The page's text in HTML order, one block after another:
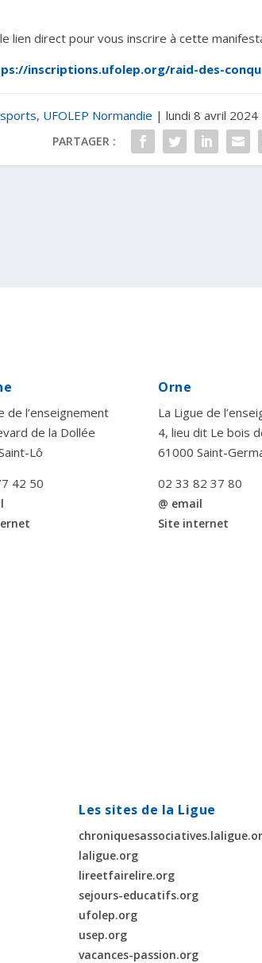
lien direct pour vous inscrire à cette
inscriptions.ufolep.org/raid-des-
UFOLEP Normandie | lundi 8 avril 2024
PARTAGER :
de l’enseignement
de la Dollée
Lô
42 50
Orne
La Ligue de
4, lieu dit Le bois
61000 Saint-
02 33 82 37 80
@ email
Site internet
Les sites de la Ligue
laligue.org
lireetfairelire.org
sejours-educatifs.org
ufolep.org
usep.org
vacances-passion.org